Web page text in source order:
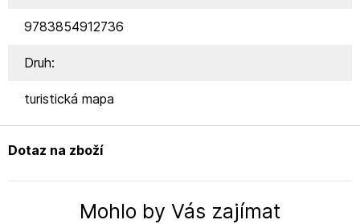
9783854912736
Druh:
turistická mapa
Dotaz na zboží
Mohlo by Vás zajímat